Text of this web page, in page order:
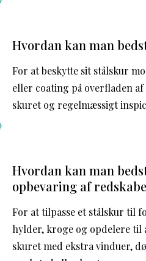
Hvordan kan man
For at beskytte sit stålskur
eller coating på overfladen
skuret og regelmæssigt
Hvordan kan man
opbevaring af
For at tilpasse et stålskur til
hylder, kroge og opdelere til
skuret med ekstra vinduer,